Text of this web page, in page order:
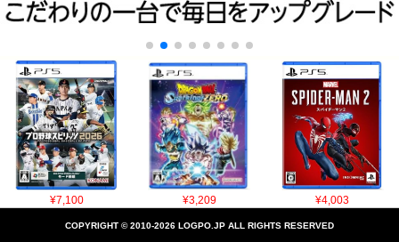
¥7,100 ¥3,209 ¥4,003
COPYRIGHT © 2010-2026 LOGPO.JP ALL RIGHTS RESERVED